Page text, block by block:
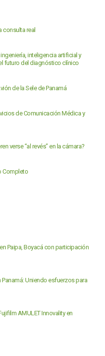
consulta real
inteligencia artificial y
futuro del diagnóstico clínico
de la Sele de Panamá
de Comunicación Médica y
verse “al revés” en la cámara?
Completo
Paipa, Boyacá con participación
Uniendo esfuerzos para
AMULET Innovality en